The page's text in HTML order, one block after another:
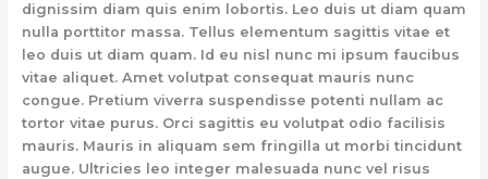
dignissim diam quis enim lobortis. Leo duis ut diam quam
nulla porttitor massa. Tellus elementum sagittis vitae et
leo duis ut diam quam. Id eu nisl nunc mi ipsum faucibus
vitae aliquet. Amet volutpat consequat mauris nunc
congue. Pretium viverra suspendisse potenti nullam ac
tortor vitae purus. Orci sagittis eu volutpat odio facilisis
mauris. Mauris in aliquam sem fringilla ut morbi tincidunt
augue. Ultricies leo integer malesuada nunc vel risus